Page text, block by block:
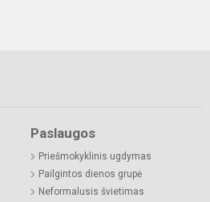
Paslaugos
Priešmokyklinis ugdymas
Pailgintos dienos grupė
Neformalusis švietimas